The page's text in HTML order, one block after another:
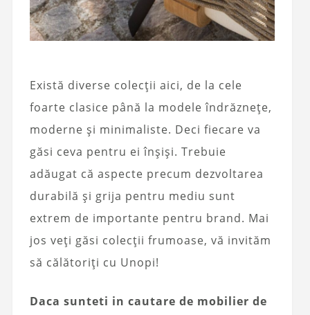
Există diverse colecții aici, de la cele
foarte clasice până la modele îndrăznețe,
moderne și minimaliste. Deci fiecare va
găsi ceva pentru ei înșiși. Trebuie
adăugat că aspecte precum dezvoltarea
durabilă și grija pentru mediu sunt
extrem de importante pentru brand. Mai
jos veți găsi colecții frumoase, vă invităm
să călătoriți cu Unopi!
Daca sunteti in cautare de mobilier de